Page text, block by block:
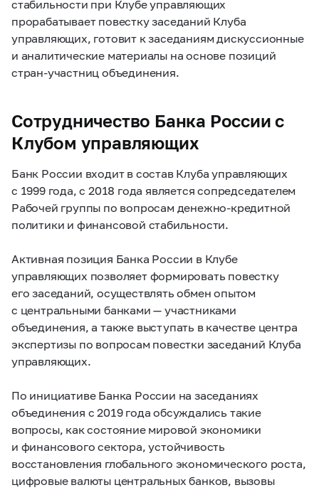
стабильности при Клубе управляющих
прорабатывает повестку заседаний Клуба
управляющих, готовит к заседаниям дискуссионные
и аналитические материалы на основе позиций
стран-участниц объединения.
Сотрудничество Банка России с
Клубом управляющих
Банк России входит в состав Клуба управляющих
с 1999 года, с 2018 года является сопредседателем
Рабочей группы по вопросам денежно-кредитной
политики и финансовой стабильности.
Активная позиция Банка России в Клубе
управляющих позволяет формировать повестку
его заседаний, осуществлять обмен опытом
с центральными банками — участниками
объединения, а также выступать в качестве центра
экспертизы по вопросам повестки заседаний Клуба
управляющих.
По инициативе Банка России на заседаниях
объединения с 2019 года обсуждались такие
вопросы, как состояние мировой экономики
и финансового сектора, устойчивость
восстановления глобального экономического роста,
цифровые валюты центральных банков, вызовы